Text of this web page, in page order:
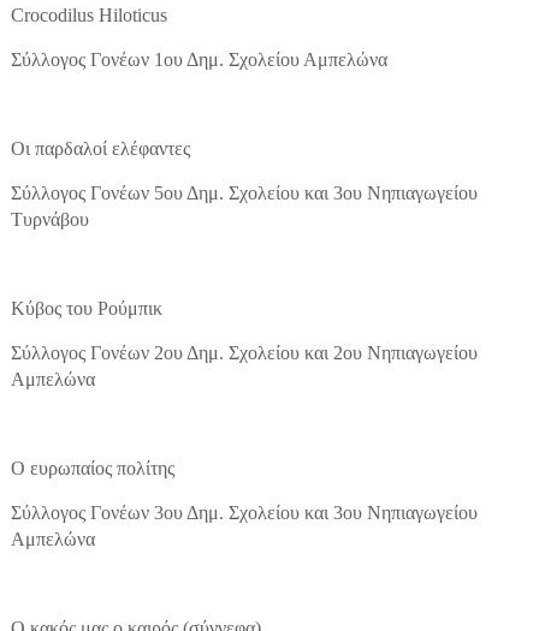
Crocodilus Hiloticus
Σύλλογος Γονέων 1ου Δημ. Σχολείου Αμπελώνα
Οι παρδαλοί ελέφαντες
Σύλλογος Γονέων 5ου Δημ. Σχολείου και 3ου Νηπιαγωγείου
Τυρνάβου
Κύβος του Ρούμπικ
Σύλλογος Γονέων 2ου Δημ. Σχολείου και 2ου Νηπιαγωγείου
Αμπελώνα
Ο ευρωπαίος πολίτης
Σύλλογος Γονέων 3ου Δημ. Σχολείου και 3ου Νηπιαγωγείου
Αμπελώνα